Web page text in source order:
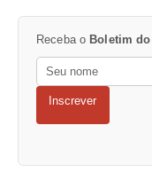
Receba o Boletim
Inscrever